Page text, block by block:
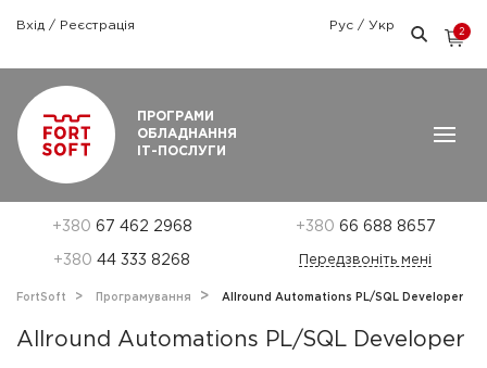
Вхід / Реєстрація Рус / Укр
2
ПРОГРАМИ
ОБЛАДНАННЯ
ІТ-ПОСЛУГИ
+380 67 462 2968 +380 66 688 8657
+380 44 333 8268 Передзвоніть мені
FortSoft Програмування Allround Automations PL/SQL Developer
Allround Automations PL/SQL Developer